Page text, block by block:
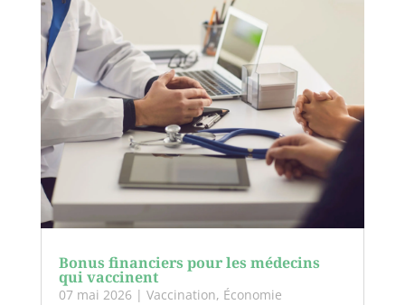
Bonus financiers pour les médecins
qui vaccinent
07 mai 2026| Vaccination, Économie